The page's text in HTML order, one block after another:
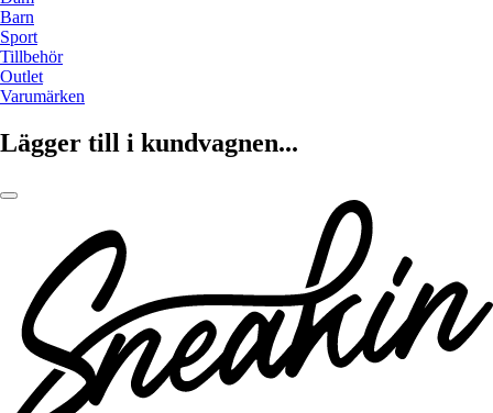
Barn
Sport
Tillbehör
Outlet
Varumärken
Lägger till i kundvagnen...